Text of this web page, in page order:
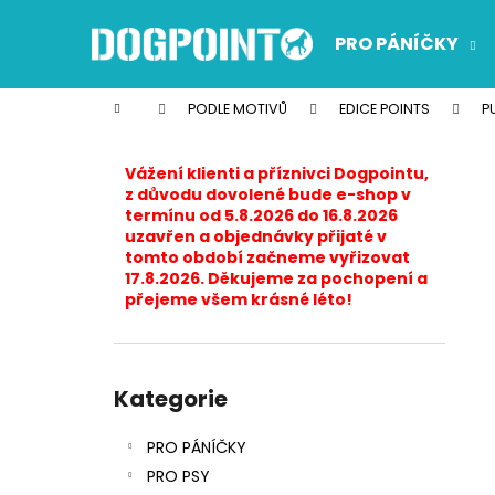
PRO PÁNÍČKY
Domů PODLE MOTIVŮ EDICE POINTS
Vážení klienti a příznivci Dogpointu,
z důvodu dovolené bude e-shop v
termínu od 5.8.2026 do 16.8.2026
uzavřen a objednávky přijaté v
tomto období začneme vyřizovat
17.8.2026. Děkujeme za pochopení a
přejeme všem krásné léto!
kategorie
Kategorie
PRO PÁNÍČKY
PRO PSY
í
Zpět
do
Zpět
do